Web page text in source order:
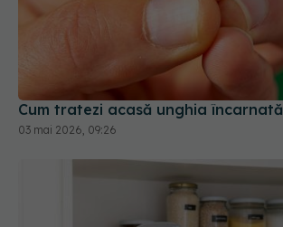
Cum tratezi acasă unghia încarnată
03 mai 2026, 09:26